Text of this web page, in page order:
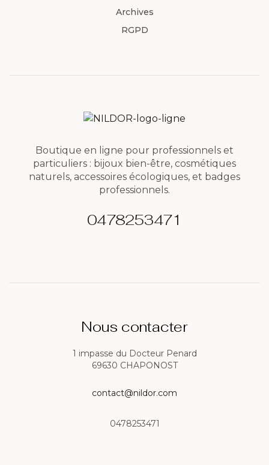
Archives
RGPD
Boutique en ligne pour professionnels et
particuliers : bijoux bien-être, cosmétiques
naturels, accessoires écologiques, et badges
professionnels.
0478253471
Nous contacter
1 impasse du Docteur Penard
69630 CHAPONOST
contact@nildor.com
0478253471